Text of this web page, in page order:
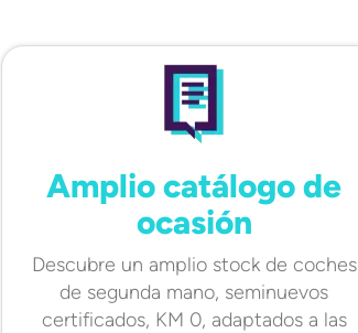
Amplio catálogo de
ocasión
Descubre un amplio stock de coches
de segunda mano, seminuevos
certificados, KM 0, adaptados a las